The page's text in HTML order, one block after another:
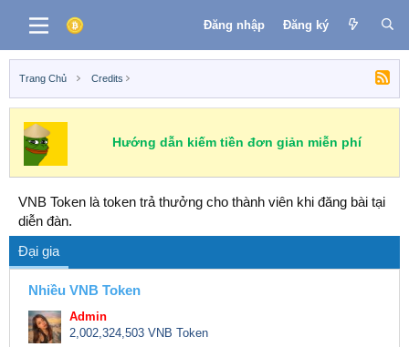
Đăng nhập Đăng ký
Trang Chủ Credits
Hướng dẫn kiếm tiền đơn giản miễn phí
VNB Token là token trả thưởng cho thành viên khi đăng bài tại
diễn đàn.
Đại gia
Nhiều VNB Token
Admin
2,002,324,503 VNB Token